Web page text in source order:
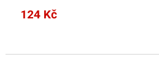
124 Kč